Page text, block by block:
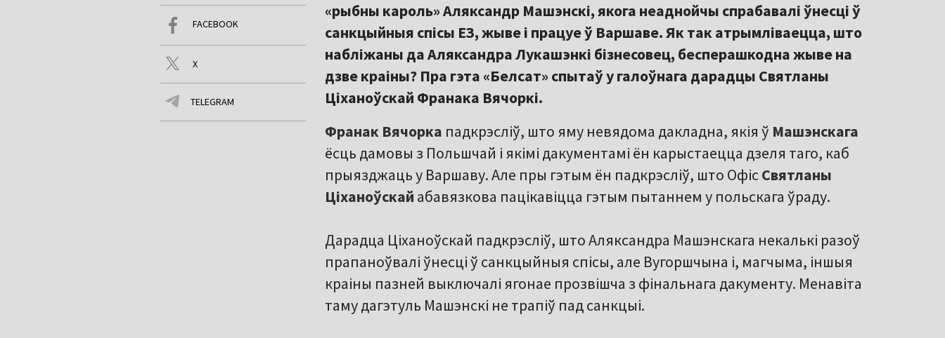
FACEBOOK
X
TELEGRAM
«рыбны кароль» Аляксандр Машэнскі, якога неаднойчы спрабавалі ўнесці ў
санкцыйныя спісы ЕЗ, жыве і працуе ў Варшаве. Як так атрымліваецца, што
набліжаны да Аляксандра Лукашэнкі бізнесовец, бесперашкодна жыве на
дзве краіны? Пра гэта «Белсат» спытаў у галоўнага дарадцы Святланы
Ціханоўскай Франака Вячоркі.
Франак Вячорка падкрэсліў, што яму невядома дакладна, якія ў Машэнскага
ёсць дамовы з Польшчай і якімі дакументамі ён карыстаецца дзеля таго, каб
прыязджаць у Варшаву. Але пры гэтым ён падкрэсліў, што ОфісСвятланы
Ціханоўскай абавязкова пацікавіцца гэтым пытаннем у польскага ўраду.
Дарадца Ціханоўскай падкрэсліў, што Аляксандра Машэнскага некалькі разоў
прапаноўвалі ўнесці ў санкцыйныя спісы, але Вугоршчына і, магчыма, іншыя
краіны пазней выключалі ягонае прозвішча з фінальнага дакументу. Менавіта
таму дагэтуль Машэнскі не трапіў пад санкцыі.